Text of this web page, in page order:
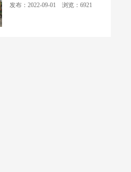
发布：2022-09-01 浏览：6921